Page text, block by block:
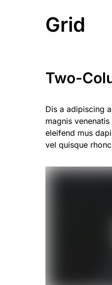
Grid
Two-
Dis a adipiscing
magnis
eleifend mus
vel quisque